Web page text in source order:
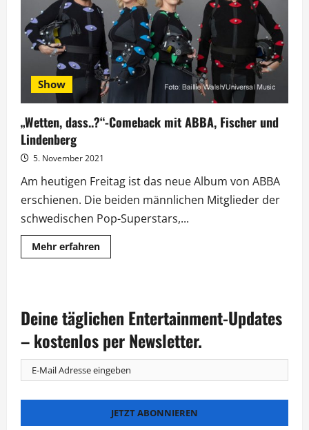
Rausch
Show
„Wetten, dass..?“-Comeback mit ABBA, Fischer und
Lindenberg
5. November 2021
Am heutigen Freitag ist das neue Album von ABBA
erschienen. Die beiden männlichen Mitglieder der
schwedischen Pop-Superstars,...
Mehr erfahrenMehr
Informationen
ABBA,
Fischer
Lindenberg
Deine täglichen Entertainment-Updates
– kostenlos per Newsletter.